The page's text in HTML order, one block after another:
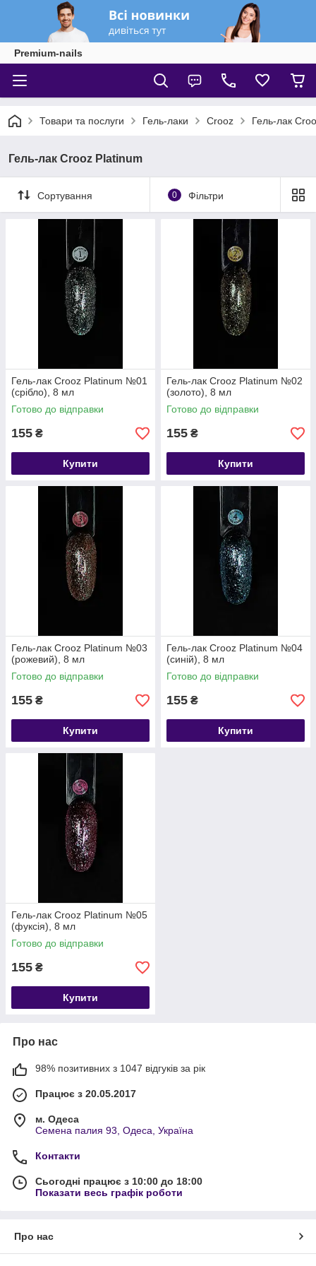
Premium-nails
Товари та послуги Гель-лаки Crooz Гель-лак
Гель-лак Crooz Platinum
Сортування 0 Фільтри
Гель-лак Crooz Platinum №01
(срібло), 8 мл
Готово до відправки
155 ₴
Купити
Гель-лак Crooz Platinum №02
(золото), 8 мл
Готово до відправки
155 ₴
Купити
Гель-лак Crooz Platinum №03
(рожевий), 8 мл
Готово до відправки
155 ₴
Купити
Гель-лак Crooz Platinum №04
(синій), 8 мл
Готово до відправки
155 ₴
Купити
Гель-лак Crooz Platinum №05
(фуксія), 8 мл
Готово до відправки
155 ₴
Купити
Про нас
98% позитивних з 1047 відгуків за рік
Працює з 20.05.2017
м. Одеса
Семена палия 93, Одеса, Україна
Контакти
Сьогодні працює з 10:00 до 18:00
Показати весь графік роботи
Про нас